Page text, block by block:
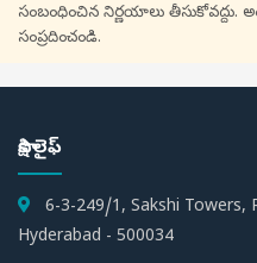
సంబంధించిన నిర్ణయాలు తీసుకోవద్దు.
సంప్రదించండి.
సాక్షి లైఫ్
6-3-249/1, Sakshi Towers,
Hyderabad - 500034